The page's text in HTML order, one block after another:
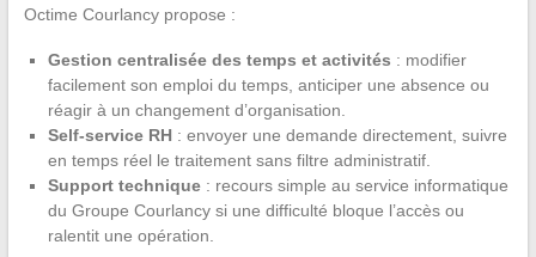
Octime Courlancy propose :
Gestion centralisée des temps et activités : modifier
facilement son emploi du temps, anticiper une absence ou
réagir à un changement d’organisation.
Self-service RH: envoyer une demande directement, suivre
en temps réel le traitement sans filtre administratif.
Support technique: recours simple au service informatique
du Groupe Courlancy si une difficulté bloque l’accès ou
ralentit une opération.